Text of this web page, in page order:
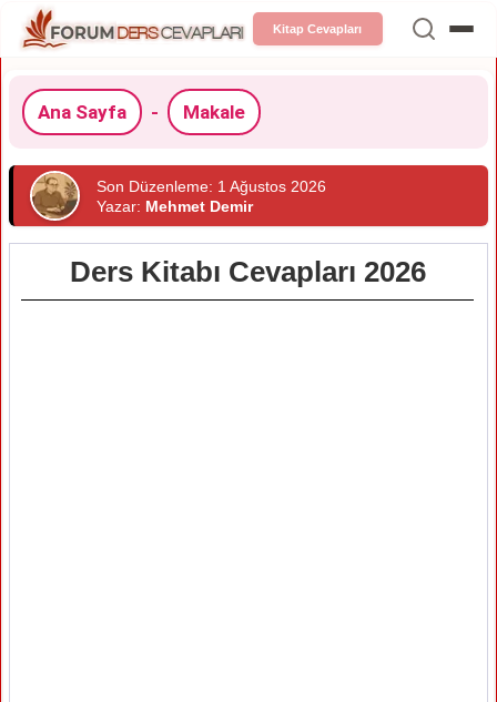
Kitap Cevapları
Ana Sayfa - Makale
Son Düzenleme: 1 Ağustos 2026
Yazar: Mehmet Demir
Ders Kitabı Cevapları 2026